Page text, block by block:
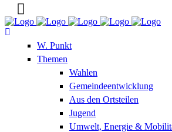
W. Punkt
Themen
Wahlen
Gemeindeentwicklung
Aus den Ortsteilen
Jugend
Umwelt, Energie &